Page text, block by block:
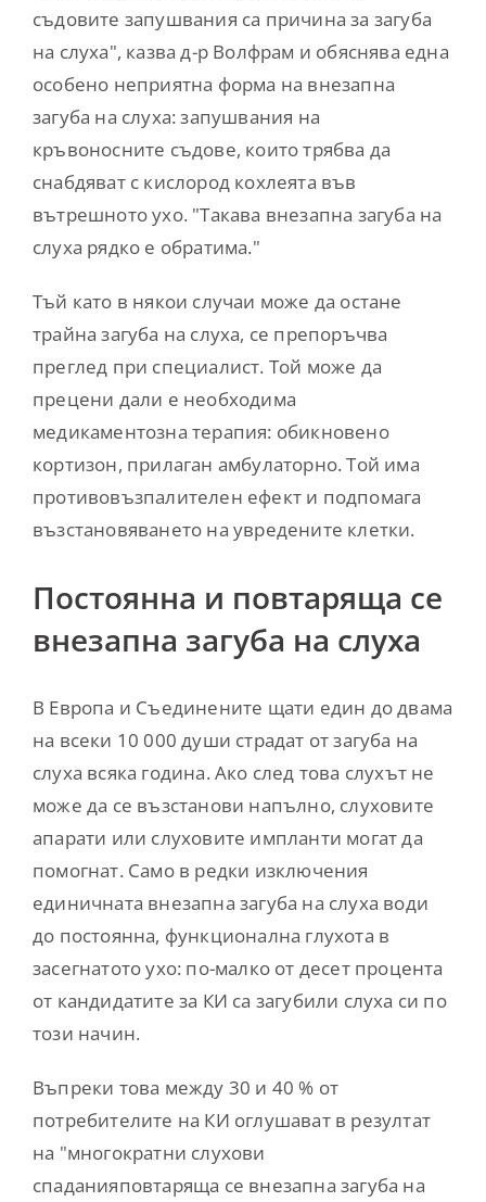
съдовите запушвания са причина за загуба
на слуха", казва д-р Волфрам и обяснява една
особено неприятна форма на внезапна
загуба на слуха: запушвания на
кръвоносните съдове, които трябва да
снабдяват с кислород кохлеята във
вътрешното ухо. "Такава внезапна загуба на
слуха рядко е обратима."
Тъй като в някои случаи може да остане
трайна загуба на слуха, се препоръчва
преглед при специалист. Той може да
прецени дали е необходима
медикаментозна терапия: обикновено
кортизон, прилаган амбулаторно. Той има
противовъзпалителен ефект и подпомага
възстановяването на увредените клетки.
Постоянна и повтаряща се
внезапна загуба на слуха
В Европа и Съединените щати един до двама
на всеки 10 000 души страдат от загуба на
слуха всяка година. Ако след това слухът не
може да се възстанови напълно, слуховите
апарати или слуховите импланти могат да
помогнат. Само в редки изключения
единичната внезапна загуба на слуха води
до постоянна, функционална глухота в
засегнатото ухо: по-малко от десет процента
от кандидатите за КИ са загубили слуха си по
този начин.
Въпреки това между 30 и 40 % от
потребителите на КИ оглушават в резултат
на "многократни слухови
спаданияповтаряща се внезапна загуба на